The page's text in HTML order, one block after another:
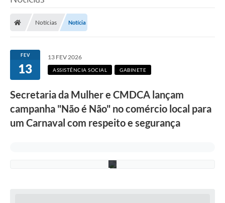
Transparência
Câmara Municipal
e-SIC
Tributação
Notícias Notícia
FEV
13
13 FEV 2026
ASSISTÊNCIA SOCIAL GABINETE
Secretaria da Mulher e CMDCA lançam
campanha "Não é Não" no comércio local para
um Carnaval com respeito e segurança
a
f
e
i
a